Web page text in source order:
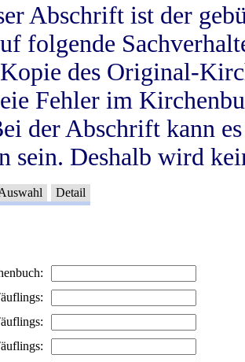
Abschrift ist der
folgende
des Original-
Fehler im
der Abschrift kann
sein. Deshalb wird
Detail